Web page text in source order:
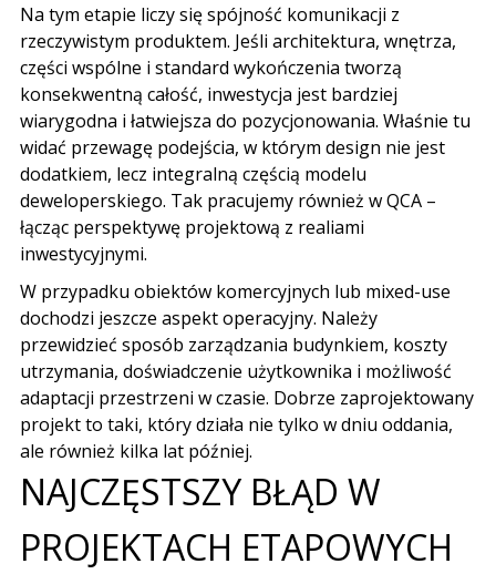
Na tym etapie liczy się spójność komunikacji z
rzeczywistym produktem. Jeśli architektura, wnętrza,
części wspólne i standard wykończenia tworzą
konsekwentną całość, inwestycja jest bardziej
wiarygodna i łatwiejsza do pozycjonowania. Właśnie tu
widać przewagę podejścia, w którym design nie jest
dodatkiem, lecz integralną częścią modelu
deweloperskiego. Tak pracujemy również w QCA –
łącząc perspektywę projektową z realiami
inwestycyjnymi.
W przypadku obiektów komercyjnych lub mixed-use
dochodzi jeszcze aspekt operacyjny. Należy
przewidzieć sposób zarządzania budynkiem, koszty
utrzymania, doświadczenie użytkownika i możliwość
adaptacji przestrzeni w czasie. Dobrze zaprojektowany
projekt to taki, który działa nie tylko w dniu oddania,
ale również kilka lat później.
NAJCZĘSTSZY BŁĄD W
PROJEKTACH ETAPOWYCH